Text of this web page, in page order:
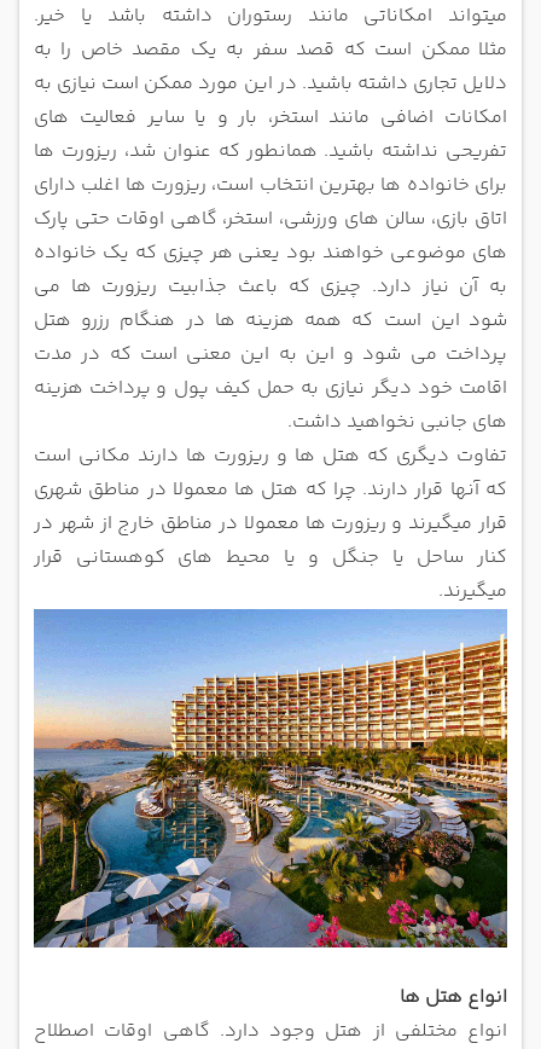
میتواند امکاناتی مانند رستوران داشته باشد یا خیر.
مثلا ممکن است که قصد سفر به یک مقصد خاص را به
دلایل تجاری داشته باشید. در این مورد ممکن است نیازی به
امکانات اضافی مانند استخر، بار و یا سایر فعالیت های
تفریحی نداشته باشید. همانطور که عنوان شد، ریزورت ها
برای خانواده ها بهترین انتخاب است، ریزورت ها اغلب دارای
اتاق بازی، سالن های ورزشی، استخر، گاهی اوقات حتی پارک
های موضوعی خواهند بود یعنی هر چیزی که یک خانواده
به آن نیاز دارد. چیزی که باعث جذابیت ریزورت ها می
شود این است که همه هزینه ها در هنگام رزرو هتل
پرداخت می شود و این به این معنی است که در مدت
اقامت خود دیگر نیازی به حمل کیف پول و پرداخت هزینه
های جانبی نخواهید داشت.
تفاوت دیگری که هتل ها و ریزورت ها دارند مکانی است
که آنها قرار دارند. چرا که هتل ها معمولا در مناطق شهری
قرار میگیرند و ریزورت ها معمولا در مناطق خارج از شهر در
کنار ساحل یا جنگل و یا محیط های کوهستانی قرار
میگیرند.
انواع هتل ها
انواع مختلفی از هتل وجود دارد. گاهی اوقات اصطلاح